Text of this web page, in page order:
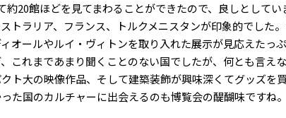
約20館ほどを見てまわることができたので、良しとしてい
トラリア、フランス、トルクメニスタンが印象的でした
オールやルイ・ヴィトンを取り入れた展示が見応えたっ
これまであまり聞くことのない国でしたが、何とも言え
ト大の映像作品、そして建築装飾が興味深くてグッズを
た国のカルチャーに出会えるのも博覧会の醍醐味ですね。